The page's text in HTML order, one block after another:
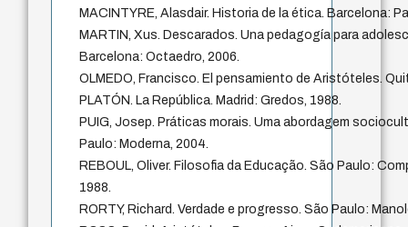
MACINTYRE, Alasdair. Historia de la ética. Barcelona:
MARTIN, Xus. Descarados. Una pedagogía para
Barcelona: Octaedro, 2006.
OLMEDO, Francisco. El pensamiento de Aristóteles.
PLATÓN. La República. Madrid: Gredos, 1988.
PUIG, Josep. Práticas morais. Uma abordagem
Paulo: Moderna, 2004.
REBOUL, Oliver. Filosofia da Educação. São Paulo:
1988.
RORTY, Richard. Verdade e progresso. São Paulo: